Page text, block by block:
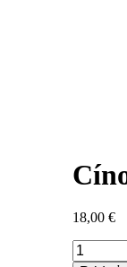
18,00 €
množstvo
Cínovaný